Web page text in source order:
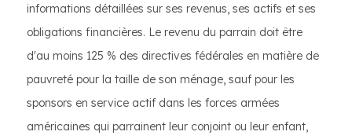
informations détaillées sur ses revenus, ses actifs et ses
obligations financières. Le revenu du parrain doit être
d'au moins 125 % des directives fédérales en matière de
pauvreté pour la taille de son ménage, sauf pour les
sponsors en service actif dans les forces armées
américaines qui parrainent leur conjoint ou leur enfant,